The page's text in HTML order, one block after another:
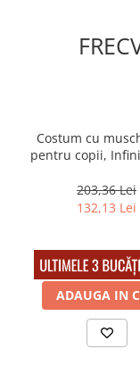
Costum cu
pentru copii,
3-5 ani
203,36 Lei
132,13 Lei
IN STOC
ADAUGA IN